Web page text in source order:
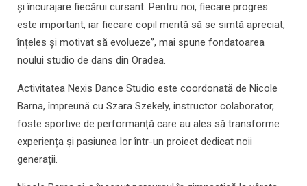
și încurajare fiecărui cursant. Pentru noi, fiecare progres
este important, iar fiecare copil merită să se simtă apreciat,
înțeles și motivat să evolueze”, mai spune fondatoarea
noului studio de dans din Oradea.
Activitatea Nexis Dance Studio este coordonată de Nicole
Barna, împreună cu Szara Szekely, instructor colaborator,
foste sportive de performanță care au ales să transforme
experiența și pasiunea lor într-un proiect dedicat noii
generații.